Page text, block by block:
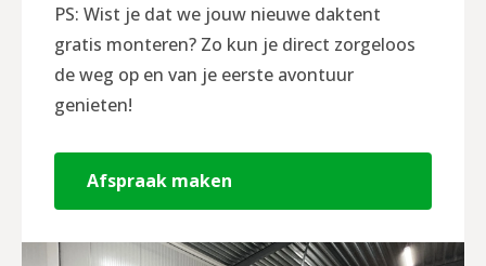
PS: Wist je dat we jouw nieuwe daktent
gratis monteren? Zo kun je direct zorgeloos
de weg op en van je eerste avontuur
genieten!
Afspraak maken